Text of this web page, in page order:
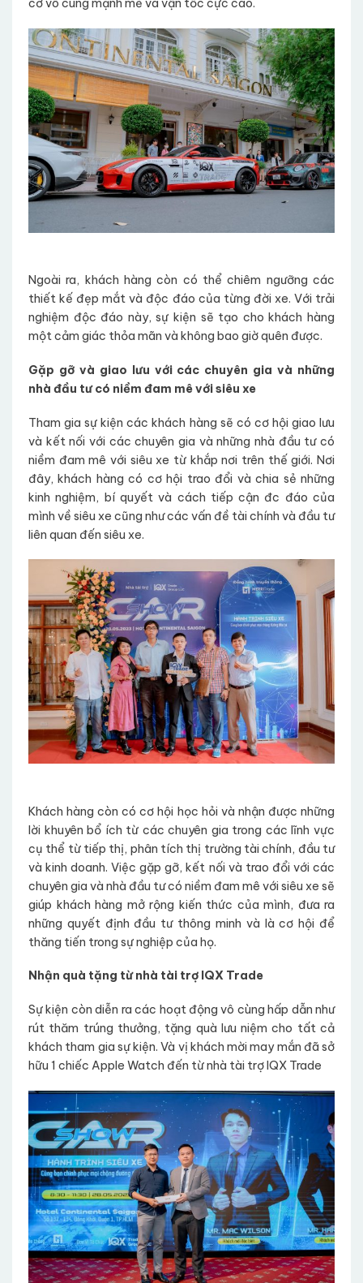
cơ vô cùng mạnh mẽ và vận tốc cực cao.
Ngoài ra, khách hàng còn có thể chiêm ngưỡng các
thiết kế đẹp mắt và độc đáo của từng đời xe. Với trải
nghiệm độc đáo này, sự kiện sẽ tạo cho khách hàng
một cảm giác thỏa mãn và không bao giờ quên được.
Gặp gỡ và giao lưu với các chuyên gia và những
nhà đầu tư có niềm đam mê với siêu xe
Tham gia sự kiện các khách hàng sẽ có cơ hội giao lưu
và kết nối với các chuyên gia và những nhà đầu tư có
niềm đam mê với siêu xe từ khắp nơi trên thế giới. Nơi
đây, khách hàng có cơ hội trao đổi và chia sẻ những
kinh nghiệm, bí quyết và cách tiếp cận đc đáo của
mình về siêu xe cũng như các vấn đề tài chính và đầu tư
liên quan đến siêu xe.
Khách hàng còn có cơ hội học hỏi và nhận được những
lời khuyên bổ ích từ các chuyên gia trong các lĩnh vực
cụ thể từ tiếp thị, phân tích thị trường tài chính, đầu tư
và kinh doanh. Việc gặp gỡ, kết nối và trao đổi với các
chuyên gia và nhà đầu tư có niềm đam mê với siêu xe sẽ
giúp khách hàng mở rộng kiến thức của mình, đưa ra
những quyết định đầu tư thông minh và là cơ hội để
thăng tiến trong sự nghiệp của họ.
Nhận quà tặng từ nhà tài trợ IQX Trade
Sự kiện còn diễn ra các hoạt động vô cùng hấp dẫn như
rút thăm trúng thưởng, tặng quà lưu niệm cho tất cả
khách tham gia sự kiện. Và vị khách mời may mắn đã sở
hữu 1 chiếc Apple Watch đến từ nhà tài trợ IQX Trade